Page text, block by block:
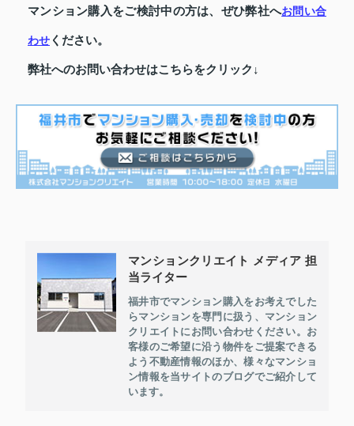
マンション購入をご検討中の方は、ぜひ弊社へお問い合
わせ ください。
弊社へのお問い合わせはこちらをクリック↓
マンションクリエイト メディア 担
当ライター
福井市でマンション購入をお考えでした
らマンションを専門に扱う、マンション
クリエイトにお問い合わせください。お
客様のご希望に沿う物件をご提案できる
よう不動産情報のほか、様々なマンショ
ン情報を当サイトのブログでご紹介して
います。